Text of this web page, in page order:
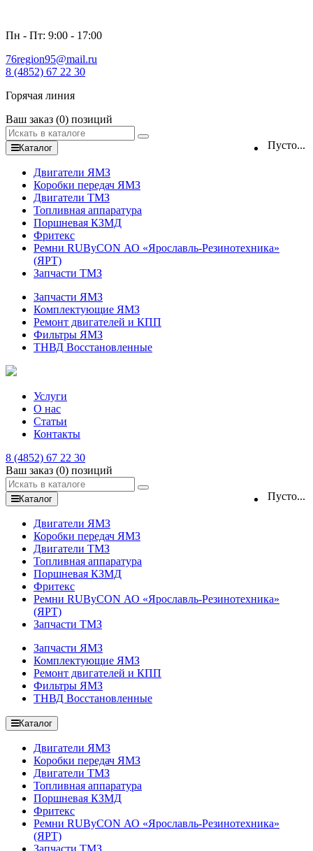
Пн - Пт: 9:00 - 17:00
76region95@mail.ru
8 (4852) 67 22 30
Горячая линия
Ваш заказ (0) позиций
Пусто...
Каталог
Двигатели ЯМЗ
Коробки передач ЯМЗ
Двигатели ТМЗ
Топливная аппаратура
Поршневая КЗМД
Фритекс
Ремни RUByCON АО «Ярославль-Резинотехника»
(ЯРТ)
Запчасти ТМЗ
Запчасти ЯМЗ
Комплектующие ЯМЗ
Ремонт двигателей и КПП
Фильтры ЯМЗ
ТНВД Восстановленные
Услуги
О нас
Статьи
Контакты
8 (4852) 67 22 30
Ваш заказ (0) позиций
Пусто...
Каталог
Двигатели ЯМЗ
Коробки передач ЯМЗ
Двигатели ТМЗ
Топливная аппаратура
Поршневая КЗМД
Фритекс
Ремни RUByCON АО «Ярославль-Резинотехника»
(ЯРТ)
Запчасти ТМЗ
Запчасти ЯМЗ
Комплектующие ЯМЗ
Ремонт двигателей и КПП
Фильтры ЯМЗ
ТНВД Восстановленные
Каталог
Двигатели ЯМЗ
Коробки передач ЯМЗ
Двигатели ТМЗ
Топливная аппаратура
Поршневая КЗМД
Фритекс
Ремни RUByCON АО «Ярославль-Резинотехника»
(ЯРТ)
Запчасти ТМЗ